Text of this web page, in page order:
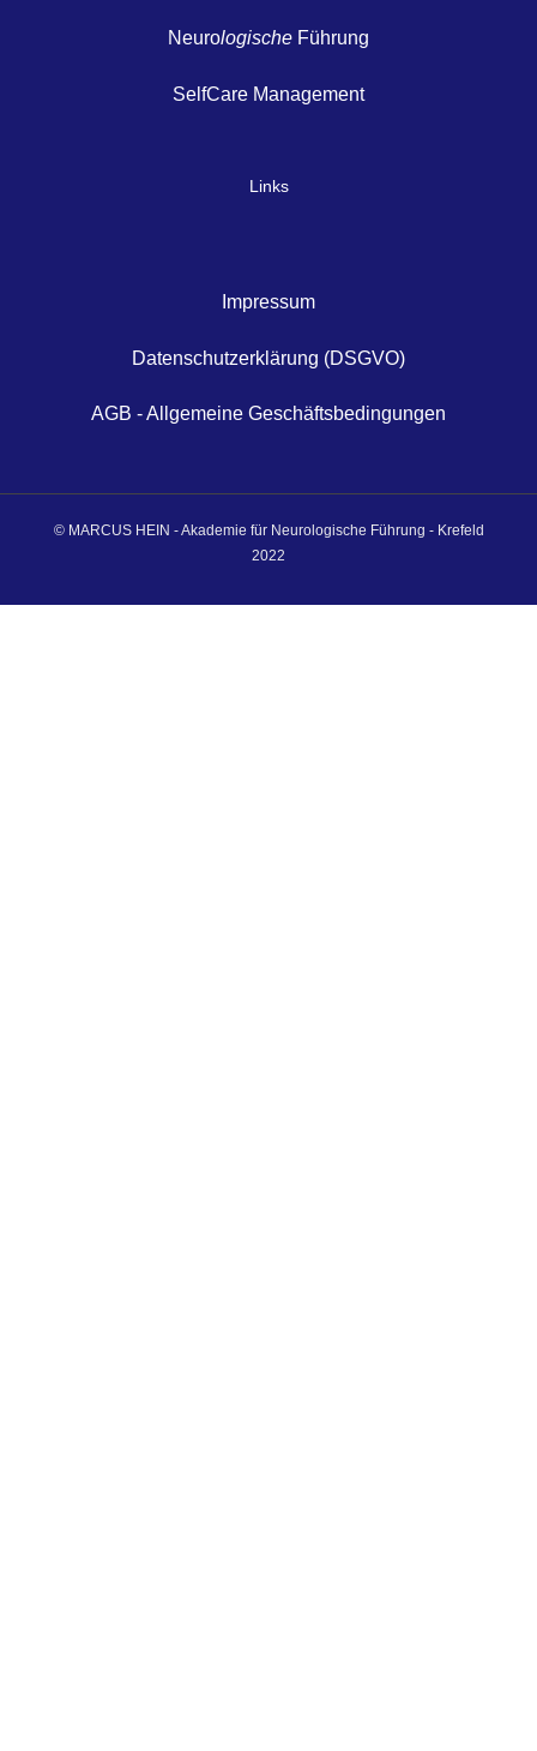
Neurologische Führung
SelfCare Management
Links
Impressum
Datenschutzerklärung (DSGVO)
AGB - Allgemeine Geschäftsbedingungen
© MARCUS HEIN - Akademie für Neurologische Führung - Krefeld
2022